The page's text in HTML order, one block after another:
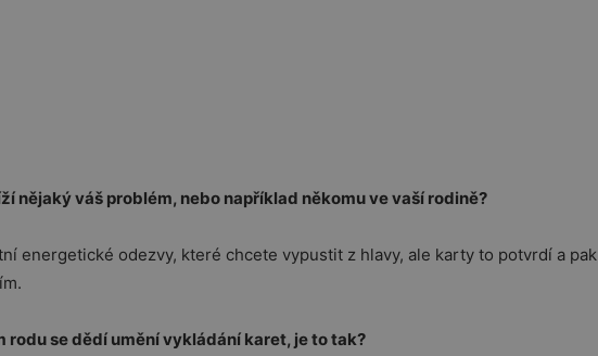
nějaký váš problém, nebo například někomu ve vaší rodině?
energetické odezvy, které chcete vypustit z hlavy, ale karty to potvrdí a pak
rodu se dědí umění vykládání karet, je to tak?